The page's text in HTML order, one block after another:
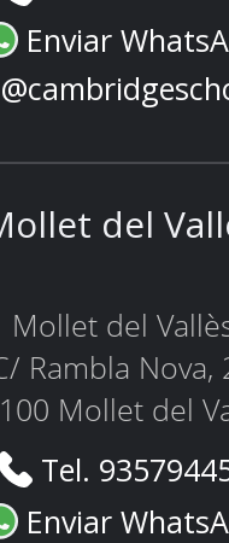
Enviar
del
Mollet del
Rambla Nova,
Mollet del
Tel.
Enviar